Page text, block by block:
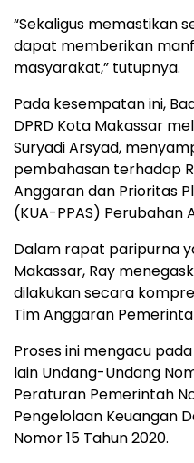
“Sekaligus memastikan
dapat memberikan
masyarakat,” tutupnya.
Pada kesempatan ini,
DPRD Kota Makassar
Suryadi Arsyad,
pembahasan terhadap
Anggaran dan Prioritas
(KUA-PPAS) Perubahan
Dalam rapat paripurna
Makassar, Ray
dilakukan secara
Tim Anggaran
Proses ini mengacu
lain Undang-Undang
Peraturan Pemerintah
Pengelolaan Keuangan
Nomor 15 Tahun 2020.